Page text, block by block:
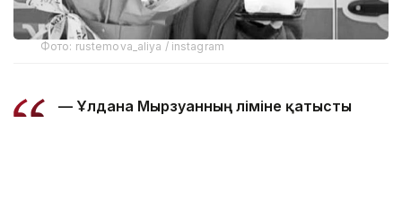
Фото: rustemova_aliya / instagram
— Ұлдана Мырзуанның өліміне қатысты